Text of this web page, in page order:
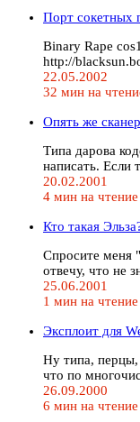
Порт сокетных
Binary Rape
http://
22.05.2002
32 мин на
Опять же
Типа дарова
написать.
20.02.2001
4 мин на чтение
Кто такая
Спросите меня
отвечу, что не
25.06.2001
1 мин на чтение
Эксплоит для
Ну типа, перцы,
что по
26.09.2000
6 мин на чтение